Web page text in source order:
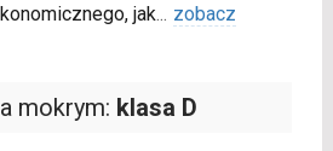
jak... zobacz
mokrym: klasa D